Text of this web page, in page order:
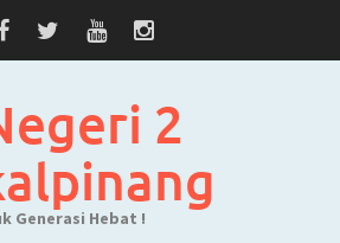
2
Generasi Hebat !